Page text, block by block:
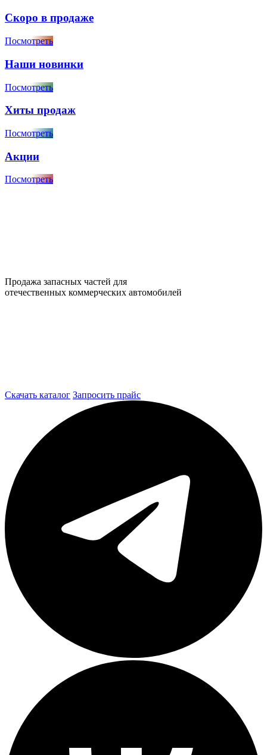
Скоро в продаже
Посмотреть
Наши новинки
Посмотреть
Хиты продаж
Посмотреть
Акции
Посмотреть
Продажа запасных частей для
отечественных коммерческих автомобилей
Скачать каталог Запросить прайс